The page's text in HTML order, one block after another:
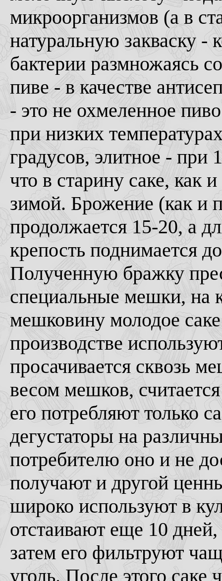
микроорганизмов (а в
натуральную закваску -
бактерии размножаясь
пиве - в качестве
- это не охмеленное
при низких
градусов, элитное - при
что в старину саке, как
зимой. Брожение (как и
продолжается 15-20, а
крепость поднимается
Полученную бражку
специальные мешки, на
мешковину молодое
производстве
просачивается сквозь
весом мешков,
его потребляют только
дегустаторы на
потребителю оно и не
получают и другой
широко используют в
отстаивают еще 10
затем его фильтруют
уголь. После этого саке